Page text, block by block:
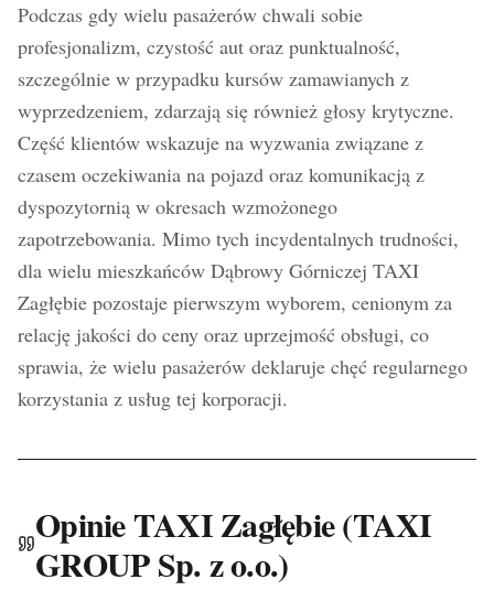
Podczas gdy wielu pasażerów chwali sobie
profesjonalizm, czystość aut oraz punktualność,
szczególnie w przypadku kursów zamawianych z
wyprzedzeniem, zdarzają się również głosy krytyczne.
Część klientów wskazuje na wyzwania związane z
czasem oczekiwania na pojazd oraz komunikacją z
dyspozytornią w okresach wzmożonego
zapotrzebowania. Mimo tych incydentalnych trudności,
dla wielu mieszkańców Dąbrowy Górniczej TAXI
Zagłębie pozostaje pierwszym wyborem, cenionym za
relację jakości do ceny oraz uprzejmość obsługi, co
sprawia, że wielu pasażerów deklaruje chęć regularnego
korzystania z usług tej korporacji.
Opinie TAXI Zagłębie (TAXI
GROUP Sp. z o.o.)